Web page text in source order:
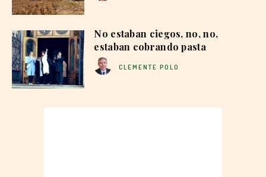
No estaban ciegos, no, no,
estaban cobrando pasta
CLEMENTE POLO